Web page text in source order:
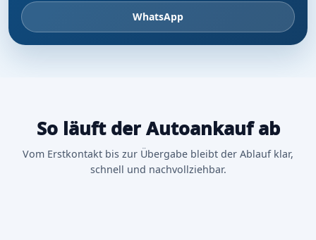
WhatsApp
So läuft der Autoankauf ab
Vom Erstkontakt bis zur Übergabe bleibt der Ablauf klar,
schnell und nachvollziehbar.